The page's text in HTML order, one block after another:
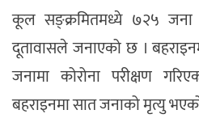
कूल सङ्क्रमितमध्ये ७२५ जना
दूतावासले जनाएको छ ।
जनामा कोरोना परीक्षण
बहराइनमा सात जनाको मृत्यु